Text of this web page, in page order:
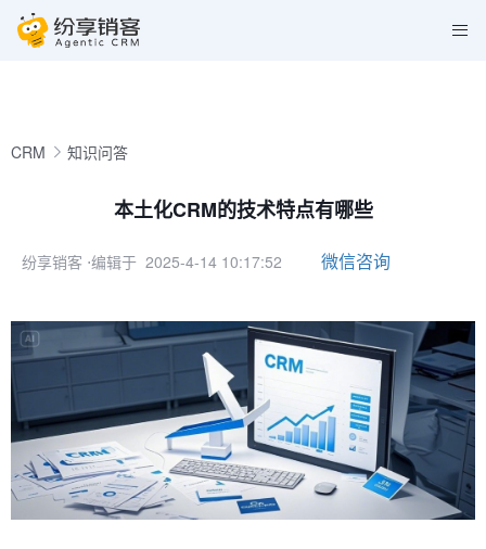
CRM 知识问答
本土化CRM的技术特点有哪些
纷享销客 ⋅编辑于 2025-4-14 10:17:52 微信咨询